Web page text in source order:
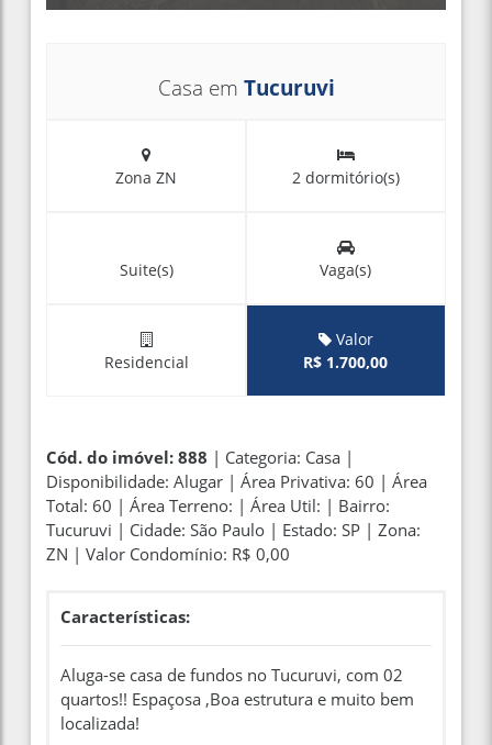
Casa em Tucuruvi
Zona ZN 2 dormitório(s)
Suite(s) Vaga(s)
Residencial
Valor
R$ 1.700,00
Cód. do imóvel: 888 | Categoria: Casa |
Disponibilidade: Alugar | Área Privativa: 60 | Área
Total: 60 | Área Terreno: | Área Util: | Bairro:
Tucuruvi | Cidade: São Paulo | Estado: SP | Zona:
ZN | Valor Condomínio: R$ 0,00
Características:
Aluga-se casa de fundos no Tucuruvi, com 02
quartos!! Espaçosa ,Boa estrutura e muito bem
localizada!